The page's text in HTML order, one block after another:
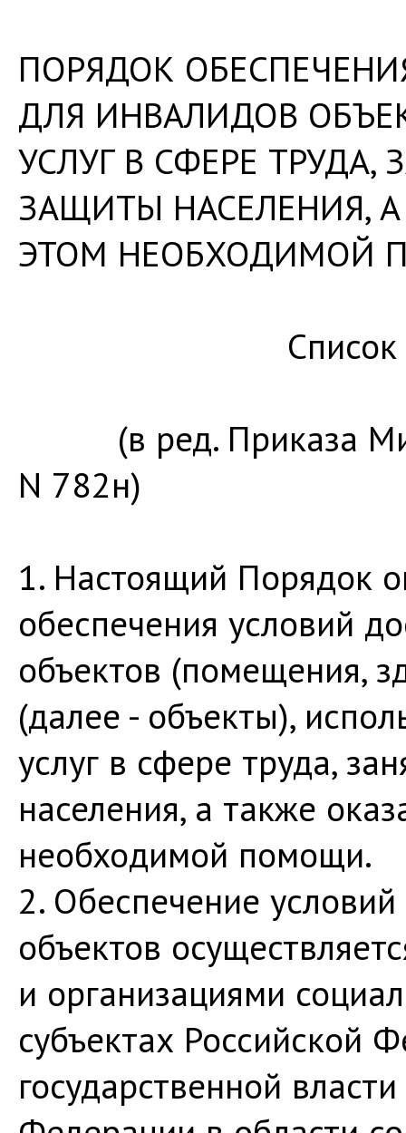
ПОРЯДОК
ДЛЯ ИНВАЛИДОВ
УСЛУГ В СФЕРЕ
ЗАЩИТЫ НАСЕЛЕНИЯ,
ЭТОМ НЕОБХОДИМОЙ
Список
(в ред. Приказа
N 782н)
1. Настоящий Порядок
обеспечения условий
объектов (помещения,
(далее - объекты),
услуг в сфере труда,
населения, а также
необходимой помощи.
2. Обеспечение
объектов
и организациями
субъектах Российской
государственной